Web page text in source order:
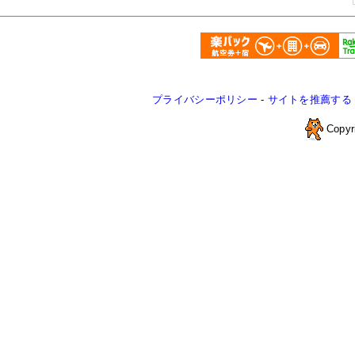
プライバシーポリシー - サイトを推薦する